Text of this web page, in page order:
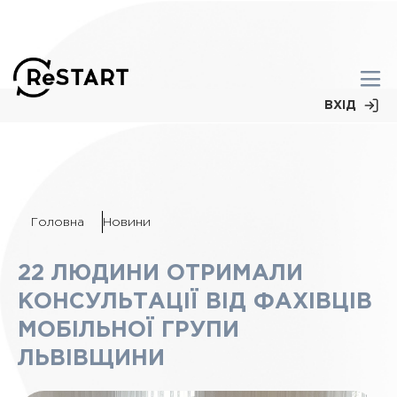
ВХІД
Головна Новини
22 ЛЮДИНИ ОТРИМАЛИ
КОНСУЛЬТАЦІЇ ВІД ФАХІВЦІВ
МОБІЛЬНОЇ ГРУПИ
ЛЬВІВЩИНИ